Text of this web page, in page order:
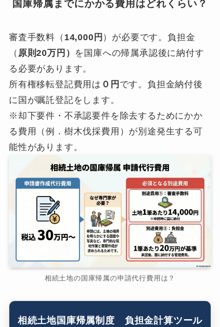
国庫帰属までにかかる費用はどれくらい？
審査手数料（ 14,000円 ）が必要です。負担金
（ 原則20万円） を国庫への帰属承認後に納付す
る必要があります。
所有権移転登記費用は ０円 です。負担金納付後
に国が嘱託登記をします。
※却下要件・不承認要件を除去するためにかか
る費用（例．樹木伐採費用）が別途発生する可
能性があります。
相続土地の国庫帰属の申請代行費用は？
相続土地国庫帰属制度 負担金計算ツール